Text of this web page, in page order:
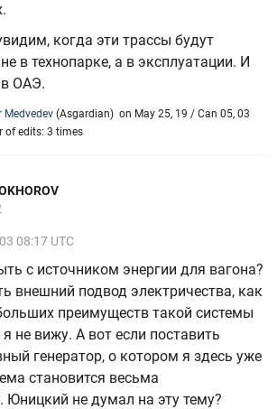
когда эти трассы будут
в технопарке, а в эксплуатации. И
в ОАЭ.
Medvedev (Asgardian) on May 25, 19 / Can 05, 03
of edits: 3 times
08:17 UTC
с источником энергии для вагона?
внешний подвод электричества, как
преимуществ такой системы
не вижу. А вот если поставить
генератор, о котором я здесь уже
становится весьма
Юницкий не думал на эту тему?